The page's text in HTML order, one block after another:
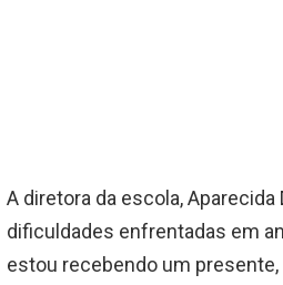
A diretora da escola,
dificuldades enfrentadas em
estou recebendo um presente,